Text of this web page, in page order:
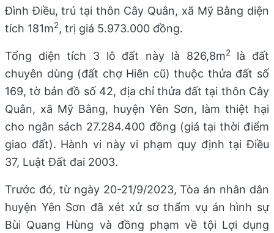
Đình Điều, trú tại thôn Cây Quân, xã Mỹ Bằng diện
tích 181m2, trị giá 5.973.000 đồng.
Tổng diện tích 3 lô đất này là 826,8m2là đất
chuyên dùng (đất chợ Hiên cũ) thuộc thửa đất số
169, tờ bản đồ số 42, địa chỉ thửa đất tại thôn Cây
Quân, xã Mỹ Bằng, huyện Yên Sơn, làm thiệt hại
cho ngân sách 27.284.400 đồng (giá tại thời điểm
giao đất). Hành vi này vi phạm quy định tại Điều
37, Luật Đất đai 2003.
Trước đó, từ ngày 20-21/9/2023, Tòa án nhân dân
huyện Yên Sơn đã xét xử sơ thẩm vụ án hình sự
Bùi Quang Hùng và đồng phạm về tội Lợi dụng